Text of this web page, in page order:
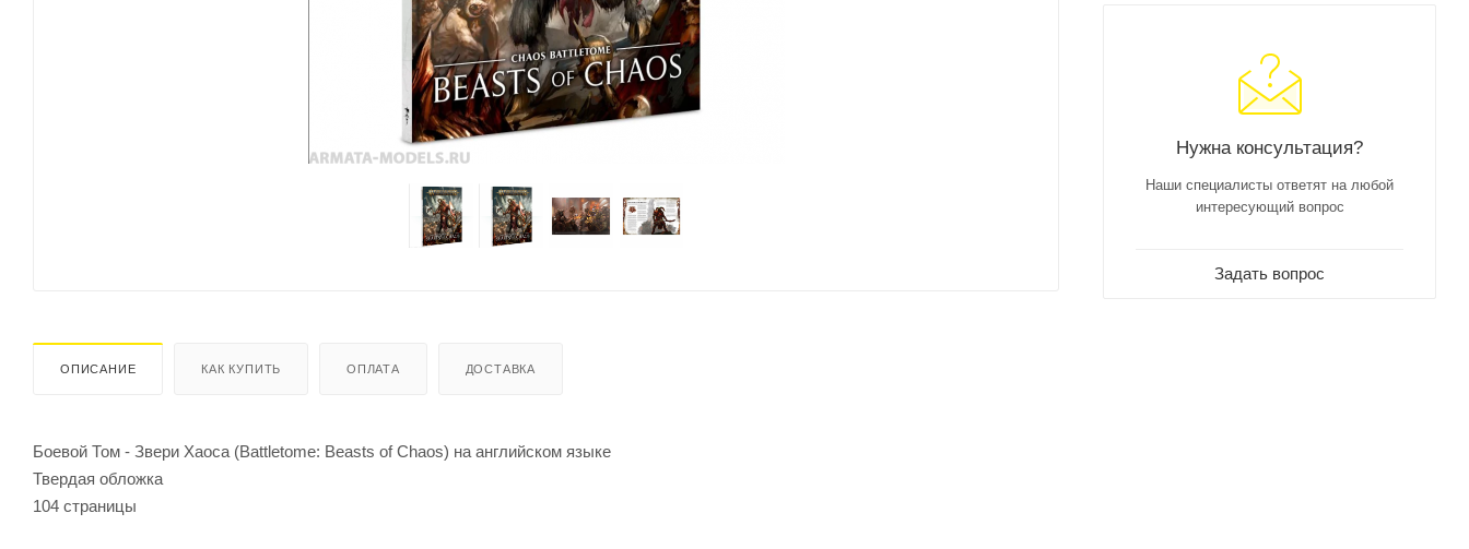
ОПИСАНИЕ КАК КУПИТЬ ОПЛАТА ДОСТАВКА
Боевой Том - Звери Хаоса (Battletome: Beasts of Chaos) на английском языке
Твердая обложка
104 страницы
Нужна консультация?
Наши специалисты ответят на любой
интересующий вопрос
Задать вопрос